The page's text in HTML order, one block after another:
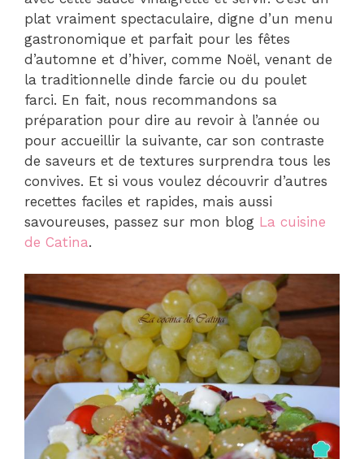
plat vraiment spectaculaire, digne d’un menu
gastronomique et parfait pour les fêtes
d’automne et d’hiver, comme Noël, venant de
la traditionnelle dinde farcie ou du poulet
farci. En fait, nous recommandons sa
préparation pour dire au revoir à l’année ou
pour accueillir la suivante, car son contraste
de saveurs et de textures surprendra tous les
convives. Et si vous voulez découvrir d’autres
recettes faciles et rapides, mais aussi
savoureuses, passez sur mon blog La cuisine
de Catina.